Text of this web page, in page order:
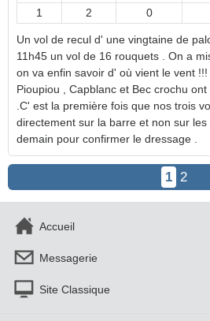
1 2 0
Un vol de recul d' une vingtaine de
11h45 un vol de 16 rouquets . On a
on va enfin savoir d' où vient le vent !!!
Pioupiou , Capblanc et Bec crochu
.C' est la première fois que nos trois
directement sur la barre et non sur
demain pour confirmer le dressage .
1 2
Accueil
Messagerie
Site Classique